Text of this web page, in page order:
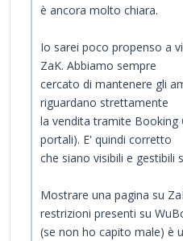
è ancora molto chiara.
Io sarei poco propenso a
ZaK. Abbiamo sempre
cercato di mantenere gli
riguardano strettamente
la vendita tramite Booking
portali). E' quindi corretto
che siano visibili e gestibili
Mostrare una pagina su
restrizioni presenti su
(se non ho capito male) è